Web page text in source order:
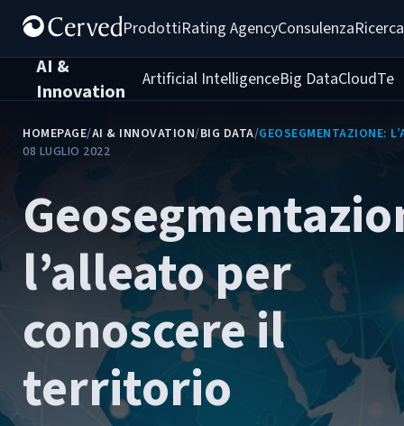
ProdottiRating AgencyConsulenza
AI &
Innovation
Artificial IntelligenceBig DataCloud
HOMEPAGE/AI & INNOVATION/BIG DATA/GEOSEGMENTAZIONE:
08 LUGLIO 2022
l’alleato per
conoscere il
territorio